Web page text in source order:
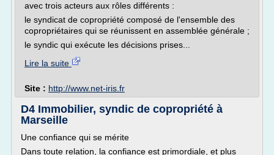
avec trois acteurs aux rôles différents :
le syndicat de copropriété composé de l'ensemble des
copropriétaires qui se réunissent en assemblée générale ;
le syndic qui exécute les décisions prises...
Lire la suite
Site : http://www.net-iris.fr
D4 Immobilier, syndic de copropriété à
Marseille
Une confiance qui se mérite
Dans toute relation, la confiance est primordiale, et plus